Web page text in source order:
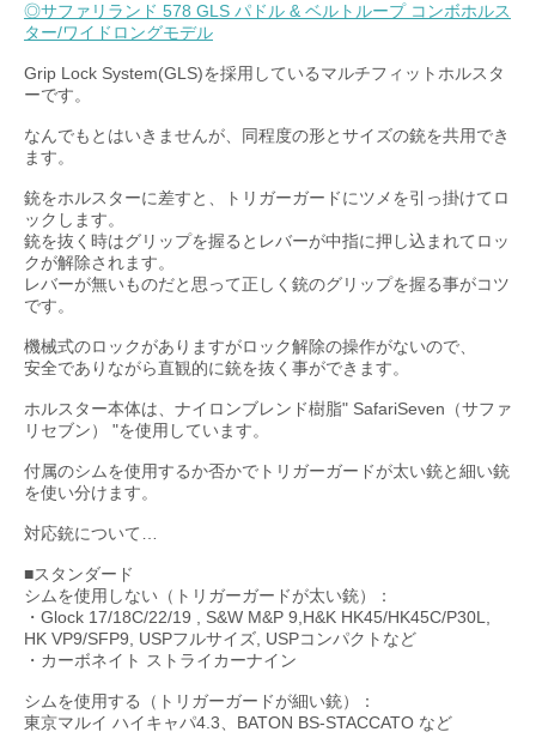
◎サファリランド 578 GLS パドル & ベルトループ コンボホルス
ター/ワイドロングモデル
Grip Lock System(GLS)を採用しているマルチフィットホルスタ
ーです。
なんでもとはいきませんが、同程度の形とサイズの銃を共用でき
ます。
銃をホルスターに差すと、トリガーガードにツメを引っ掛けてロ
ックします。
銃を抜く時はグリップを握るとレバーが中指に押し込まれてロッ
クが解除されます。
レバーが無いものだと思って正しく銃のグリップを握る事がコツ
です。
機械式のロックがありますがロック解除の操作がないので、
安全でありながら直観的に銃を抜く事ができます。
ホルスター本体は、ナイロンブレンド樹脂" SafariSeven（サファ
リセブン） "を使用しています。
付属のシムを使用するか否かでトリガーガードが太い銃と細い銃
を使い分けます。
対応銃について…
■スタンダード
シムを使用しない（トリガーガードが太い銃）：
・Glock 17/18C/22/19 , S&W M&P 9,H&K HK45/HK45C/P30L,
HK VP9/SFP9, USPフルサイズ, USPコンパクトなど
・カーボネイト ストライカーナイン
シムを使用する（トリガーガードが細い銃）：
東京マルイ ハイキャパ4.3、BATON BS-STACCATO など